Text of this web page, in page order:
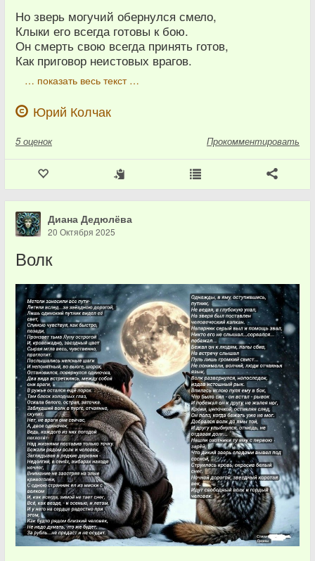
Но зверь могучий обернулся смело,
Клыки его всегда готовы к бою.
Он смерть свою всегда принять готов,
Как приговор неистовых врагов.
… показать весь текст …
Юрий Колчак
5 оценок Прокомментировать
Диана Дедюлёва
20 Октября 2025
Волк